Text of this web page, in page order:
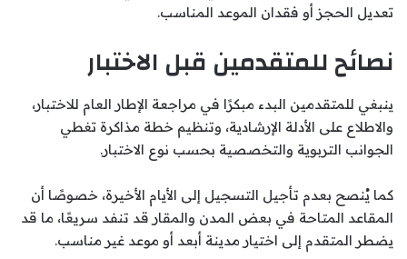
تعديل الحجز أو فقدان الموعد المناسب.
نصائح للمتقدمين قبل الاختبار
ينبغي للمتقدمين البدء مبكرًا في مراجعة الإطار العام للاختبار،
والاطلاع على الأدلة الإرشادية، وتنظيم خطة مذاكرة تغطي
الجوانب التربوية والتخصصية بحسب نوع الاختبار.
كما يُنصح بعدم تأجيل التسجيل إلى الأيام الأخيرة، خصوصًا أن
المقاعد المتاحة في بعض المدن والمقار قد تنفد سريعًا، ما قد
يضطر المتقدم إلى اختيار مدينة أبعد أو موعد غير مناسب.